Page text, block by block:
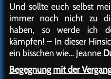
Und sollte euch selbst
immer noch nicht zu
haben, so werde ich
kämpfen! – In dieser
ein bisschen wie… Jeanne
Begegnung mit der